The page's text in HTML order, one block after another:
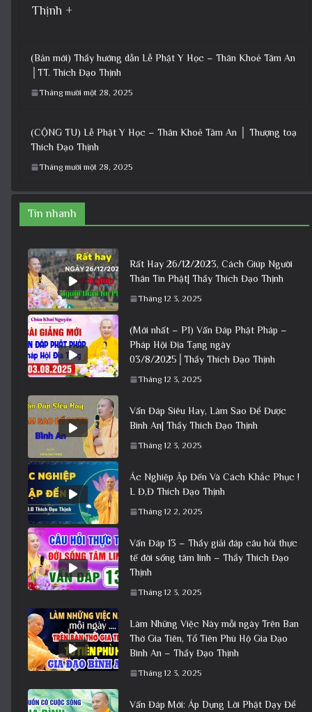
Thịnh +
(Bản mới) Thầy hướng dẫn Lễ Phật Y Học – Thân Khoẻ Tâm An
│TT. Thích Đạo Thịnh
Tháng mười một 28, 2025
(CỘNG TU) Lễ Phật Y Học – Thân Khoẻ Tâm An │ Thượng toạ
Thích Đạo Thịnh
Tháng mười một 28, 2025
Tin nhanh
Rất Hay 26/12/2023, Cách Giúp Người
Thân Tin Phật| Thầy Thích Đạo Thịnh
Tháng 12 3, 2025
(Mới nhất – P1) Vấn Đáp Phật Pháp –
Pháp Hội Địa Tạng ngày
03/8/2025│Thầy Thích Đạo Thịnh
Tháng 12 3, 2025
Vấn Đáp Siêu Hay, Làm Sao Để Được
Bình An| Thầy Thích Đạo Thịnh
Tháng 12 3, 2025
Ác Nghiệp Ập Đến Và Cách Khắc Phục !
L Đ,Đ Thích Đạo Thịnh
Tháng 12 2, 2025
Vấn Đáp 13 – Thầy giải đáp câu hỏi thực
tế đời sống tâm linh – Thầy Thích Đạo
Thịnh
Tháng 12 3, 2025
Làm Những Việc Này mỗi ngày Trên Ban
Thờ Gia Tiên, Tổ Tiên Phù Hộ Gia Đạo
Bình An – Thầy Đạo Thịnh
Tháng 12 3, 2025
Vấn Đáp Mới: Áp Dụng Lời Phật Dạy Để